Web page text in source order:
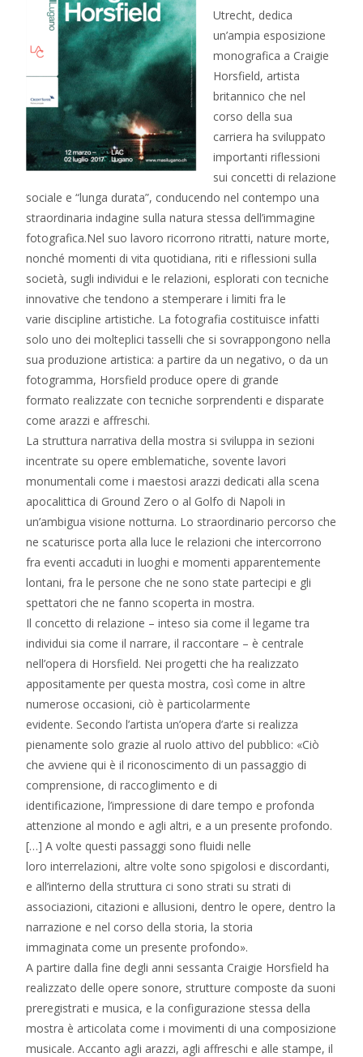
Utrecht, dedica
un’ampia esposizione
monografica a Craigie
Horsfield, artista
britannico che nel
corso della sua
carriera ha sviluppato
importanti riflessioni
sui concetti di relazione
sociale e “lunga durata”, conducendo nel contempo una
straordinaria indagine sulla natura stessa dell’immagine
fotografica.Nel suo lavoro ricorrono ritratti, nature morte,
nonché momenti di vita quotidiana, riti e riflessioni sulla
società, sugli individui e le relazioni, esplorati con tecniche
innovative che tendono a stemperare i limiti fra le
varie discipline artistiche. La fotografia costituisce infatti
solo uno dei molteplici tasselli che si sovrappongono nella
sua produzione artistica: a partire da un negativo, o da un
fotogramma, Horsfield produce opere di grande
formato realizzate con tecniche sorprendenti e disparate
come arazzi e affreschi.
La struttura narrativa della mostra si sviluppa in sezioni
incentrate su opere emblematiche, sovente lavori
monumentali come i maestosi arazzi dedicati alla scena
apocalittica di Ground Zero o al Golfo di Napoli in
un’ambigua visione notturna. Lo straordinario percorso che
ne scaturisce porta alla luce le relazioni che intercorrono
fra eventi accaduti in luoghi e momenti apparentemente
lontani, fra le persone che ne sono state partecipi e gli
spettatori che ne fanno scoperta in mostra.
Il concetto di relazione – inteso sia come il legame tra
individui sia come il narrare, il raccontare – è centrale
nell’opera di Horsfield. Nei progetti che ha realizzato
appositamente per questa mostra, così come in altre
numerose occasioni, ciò è particolarmente
evidente. Secondo l’artista un’opera d’arte si realizza
pienamente solo grazie al ruolo attivo del pubblico: «Ciò
che avviene qui è il riconoscimento di un passaggio di
comprensione, di raccoglimento e di
identificazione, l’impressione di dare tempo e profonda
attenzione al mondo e agli altri, e a un presente profondo.
[…] A volte questi passaggi sono fluidi nelle
loro interrelazioni, altre volte sono spigolosi e discordanti,
e all’interno della struttura ci sono strati su strati di
associazioni, citazioni e allusioni, dentro le opere, dentro la
narrazione e nel corso della storia, la storia
immaginata come un presente profondo».
A partire dalla fine degli anni sessanta Craigie Horsfield ha
realizzato delle opere sonore, strutture composte da suoni
preregistrati e musica, e la configurazione stessa della
mostra è articolata come i movimenti di una composizione
musicale. Accanto agli arazzi, agli affreschi e alle stampe, il